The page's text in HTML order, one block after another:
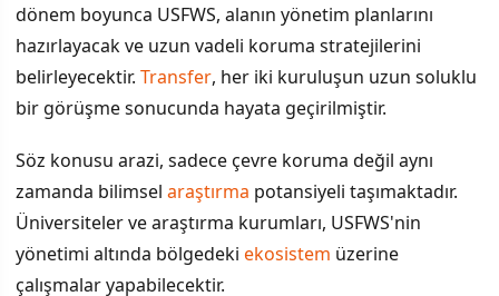
dönem boyunca USFWS, alanın yönetim planlarını
hazırlayacak ve uzun vadeli koruma stratejilerini
belirleyecektir. Transfer, her iki kuruluşun uzun soluklu
bir görüşme sonucunda hayata geçirilmiştir.
Söz konusu arazi, sadece çevre koruma değil aynı
zamanda bilimsel araştırma potansiyeli taşımaktadır.
Üniversiteler ve araştırma kurumları, USFWS'nin
yönetimi altında bölgedeki ekosistem üzerine
çalışmalar yapabilecektir.